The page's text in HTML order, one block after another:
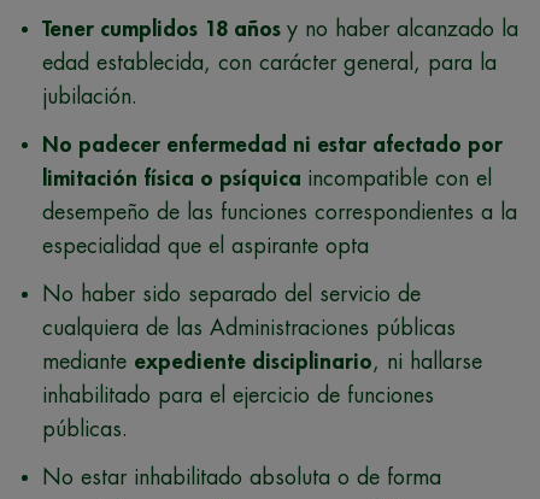
Tener cumplidos 18 años y no haber alcanzado la
edad establecida, con carácter general, para la
jubilación.
No padecer enfermedad ni estar afectado por
limitación física o psíquica incompatible con el
desempeño de las funciones correspondientes a la
especialidad que el aspirante opta
No haber sido separado del servicio de
cualquiera de las Administraciones públicas
mediante expediente disciplinario, ni hallarse
inhabilitado para el ejercicio de funciones
públicas.
No estar inhabilitado absoluta o de forma